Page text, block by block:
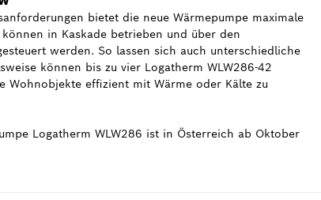
bietet die neue Wärmepumpe maximale
in Kaskade betrieben und über den
werden. So lassen sich auch unterschiedliche
können bis zu vier Logatherm WLW286-42
Wohnobjekte effizient mit Wärme oder Kälte zu
Logatherm WLW286 ist in Österreich ab Oktober